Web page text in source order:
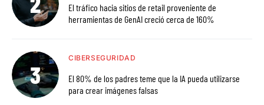
El tráfico hacia sitios de retail proveniente de
herramientas de GenAI creció cerca de 160%
CIBERSEGURIDAD
El 80% de los padres teme que la IA pueda utilizarse
para crear imágenes falsas